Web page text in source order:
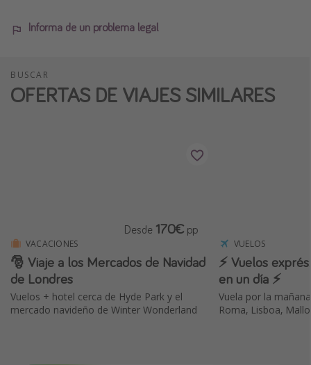
Informa de un problema legal
BUSCAR
OFERTAS DE VIAJES SIMILARES
VACACIONES
🎅 Viaje a los Mercados de Navidad
de Londres
Vuelos + hotel cerca de Hyde Park y el
mercado navideño de Winter Wonderland
Desde 170€ pp
VUELOS
⚡️ Vuelos
en un día ⚡️
Vuela por la
Roma, Lisboa,